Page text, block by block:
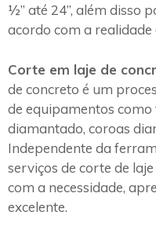
½” até 24”, além disso
acordo com a realidade
Corte em laje de
de concreto é um
de equipamentos
diamantado, coroas
Independente da
serviços de corte de
com a necessidade,
excelente.